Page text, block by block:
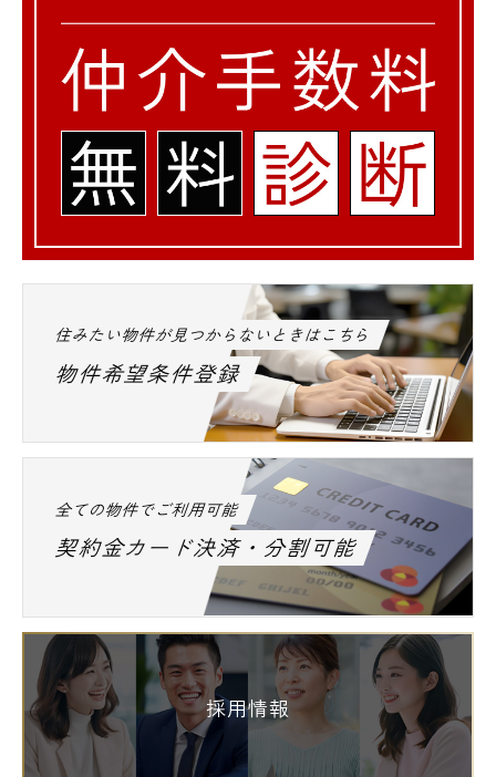
住みたい物件が見つからないときはこちら
物件希望条件登録
全ての物件でご利用可能
契約金カード決済・分割可能
採用情報